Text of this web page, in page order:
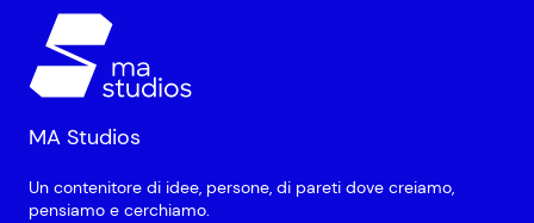
MA Studios
Un contenitore di idee, persone, di pareti dove creiamo,
pensiamo e cerchiamo.